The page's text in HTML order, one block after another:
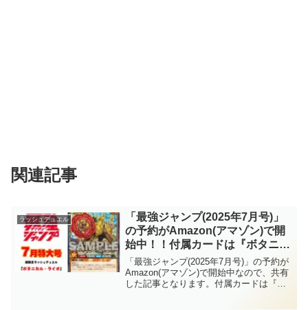
関連記事
ラッシュデュエル
「最強ジャンプ(2025年7月号)」
の予約がAmazon(アマゾン)で開
始中！！付属カードは『ボタニカ
ル・ライオ』！！植物族では初と
なるレジェンドモンスターです
ね！！2025/6/4発売！！【遊戯王
「最強ジャンプ(2025年7月号)」の予約が
Amazon(アマゾン)で開始中なので、共有
した記事となります。付属カードは『ボ